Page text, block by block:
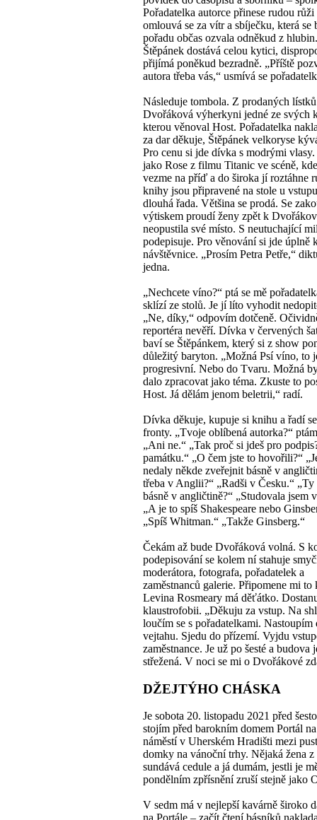
Pořadatelka autorce přinese rudou růži
omlouvá se za vítr a sbíječku, která se
pořadu občas ozvala odněkud z hlubin.
Štěpánek dostává celou kytici,
přijímá poněkud bezradně. „Příště
autora třeba vás,“ usmívá se
Následuje tombola. Z prodaných
Dvořáková výherkyni jedné ze svých
kterou věnoval Host. Pořadatelka
za dar děkuje, Štěpánek velkoryse
Pro cenu si jde dívka s modrými
jako Rose z filmu Titanic ve scéně,
vezme na příď a do široka jí roztáhne
knihy jsou připravené na stole u
dlouhá řada. Většina se prodá. Se
výtiskem proudí ženy zpět k
neopustila své místo. S neutuchající
podepisuje. Pro věnování si jde úplně
návštěvnice. „Prosím Petra Petře,“
jedna.
„Nechcete víno?“ ptá se mě
sklízí ze stolů. Je jí líto vyhodit
„Ne, díky,“ odpovím dotčeně.
reportéra nevěří. Dívka v červených
baví se Štěpánkem, který si z show
důležitý baryton. „Možná Psí víno, to
progresivní. Nebo do Tvaru. Možná
dalo zpracovat jako téma. Zkuste to
Host. Já dělám jenom beletrii,“ radí.
Dívka děkuje, kupuje si knihu a řadí
fronty. „Tvoje oblíbená autorka?“
„Ani ne.“ „Tak proč si jdeš pro
památku.“ „O čem jste to hovořili?“
nedaly někde zveřejnit básně v
třeba v Anglii?“ „Radši v Česku.“ „Ty
básně v angličtině?“ „Studovala jsem
„A je to spíš Shakespeare nebo
„Spíš Whitman.“ „Takže Ginsberg.“
Čekám až bude Dvořáková volná. S
podepisování se kolem ní stahuje
moderátora, fotografa, pořadatelek a
zaměstnanců galerie. Připomene mi
Levina Rosmeary má děťátko.
klaustrofobii. „Děkuju za vstup. Na
loučím se s pořadatelkami. Nastoupím
vejtahu. Sjedu do přízemí. Vyjdu
zaměstnance. Je už po šesté a budova
střežená. V noci se mi o Dvořákové
DŽEJTÝHO CHÁSKA
Je sobota 20. listopadu 2021 před
stojím před barokním domem Portál
náměstí v Uherském Hradišti mezi
domky na vánoční trhy. Nějaká žena z
sundává cedule a já dumám, jestli je
pondělním zpřísnění zruší stejně jako
V sedm má v nejlepší kavárně široko